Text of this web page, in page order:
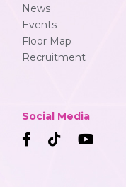
News
Events
Floor Map
Recruitment
Social Media